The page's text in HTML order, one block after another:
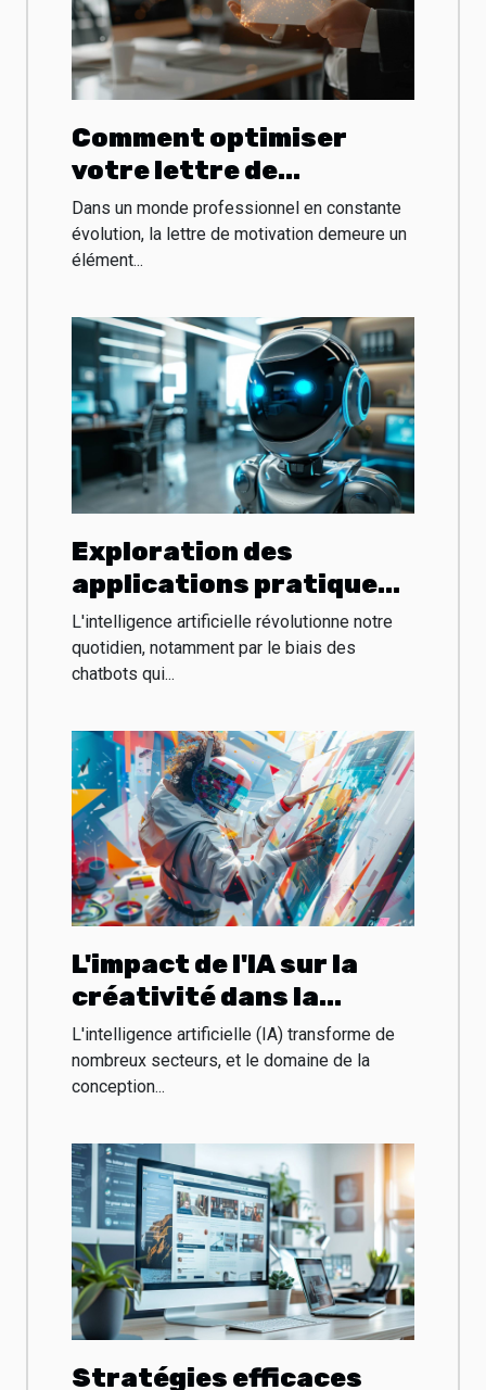
Comment optimiser
votre lettre de
motivation avec l'aide de
l'intelligence artificielle
Dans un monde professionnel en constante
évolution, la lettre de motivation demeure un
élément...
Exploration des
applications pratiques
des chatbots dotés
d'intelligence
artificielle
L'intelligence artificielle révolutionne notre
quotidien, notamment par le biais des
chatbots qui...
L'impact de l'IA sur la
créativité dans la
conception graphique
L'intelligence artificielle (IA) transforme de
nombreux secteurs, et le domaine de la
conception...
Stratégies efficaces